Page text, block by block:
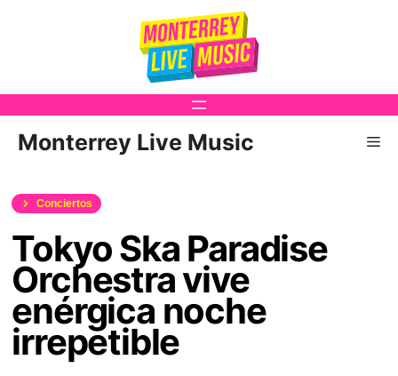
Monterrey Live Music
Conciertos
Tokyo Ska Paradise
Orchestra vive
enérgica noche
irrepetible